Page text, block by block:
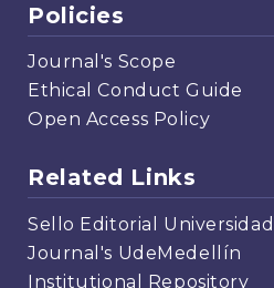
Policies
Journal's Scope
Ethical Conduct Guide
Open Access Policy
Related Links
Sello Editorial
Journal's UdeMedellín
Institutional Repository